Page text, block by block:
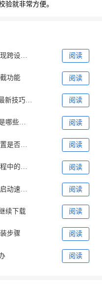
验就非常方便。
阅读
功能 阅读
阅读
谷歌浏览器主题更换失败可能是哪些文件损坏 阅读
阅读
Chrome浏览器如何清理下载过程中的临时文件 阅读
阅读
续下载 阅读
步骤 阅读
阅读